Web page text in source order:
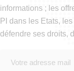
informations ; les
PI dans les Etats,
défendre ses droits,